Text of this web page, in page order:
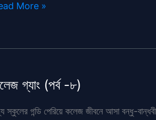
More »
গ্যাং (পর্ব -৮)
স্কুলের গন্ডি পেরিয়ে কলেজ জীবনে আসা বন্ধু-